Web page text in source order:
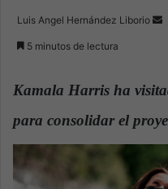
Luis Angel Hernández Liborio
a
n
a
5 minutos de lectura
Kamala Harris ha
para consolidar el